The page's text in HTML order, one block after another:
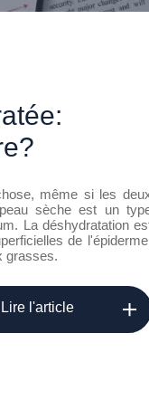
même si les
sèche est un
La déshydratation
de
grasses.
Lire l'article